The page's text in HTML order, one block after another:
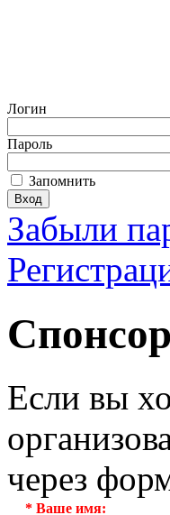
Логин
Пароль
Запомнить
Забыли
Если вы
через
* Ваше имя: